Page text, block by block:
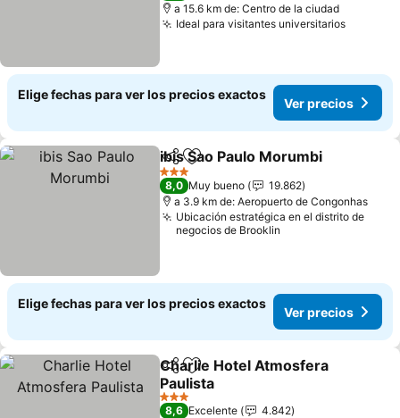
a 15.6 km de: Centro de la ciudad
Ideal para visitantes universitarios
Elige fechas para ver los precios exactos
Ver precios
CompartirAgregar a favoritos
ibis Sao Paulo Morumbi
3 Estrellas
8,0 Muy bueno
19.862
a 3.9 km de: Aeropuerto de Congonhas
Ubicación estratégica en el distrito de
negocios de Brooklin
Elige fechas para ver los precios exactos
Ver precios
CompartirAgregar a favoritos
Charlie Hotel Atmosfera
Paulista
3 Estrellas
8,6 Excelente
4.842